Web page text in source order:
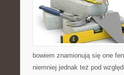
bowiem znamionują się one
niemniej jednak też pod